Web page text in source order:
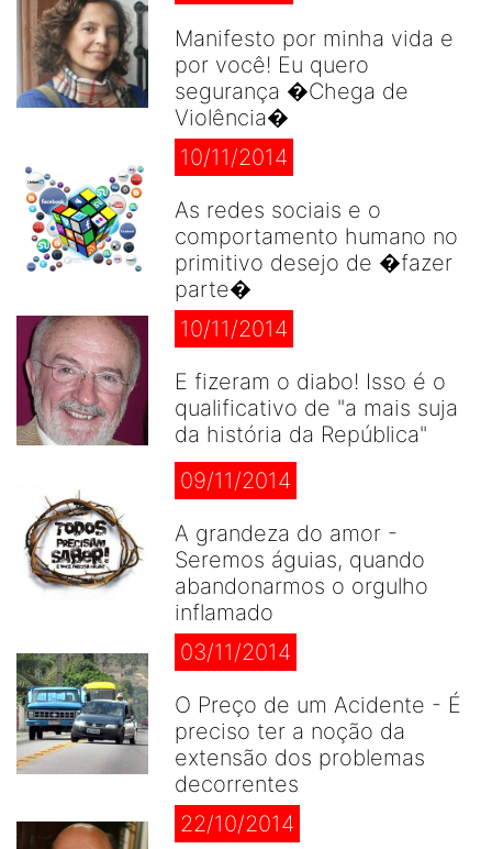
Manifesto por minha vida e
por você! Eu quero
segurança �Chega de
Violência�
10/11/2014
As redes sociais e o
comportamento humano no
primitivo desejo de �fazer
parte�
10/11/2014
E fizeram o diabo! Isso é o
qualificativo de "a mais suja
da história da República"
09/11/2014
A grandeza do amor -
Seremos águias, quando
abandonarmos o orgulho
inflamado
03/11/2014
O Preço de um Acidente - É
preciso ter a noção da
extensão dos problemas
decorrentes
22/10/2014